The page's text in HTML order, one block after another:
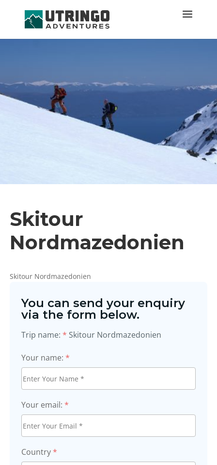
Skitour
Nordmazedonien
Skitour Nordmazedonien
You can send your enquiry
via the form below.
Trip name: * Skitour Nordmazedonien
Your name: *
Your email: *
Country *